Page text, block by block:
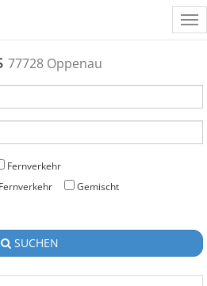
77728 Oppenau
Fernverkehr
Gemischt
SUCHEN